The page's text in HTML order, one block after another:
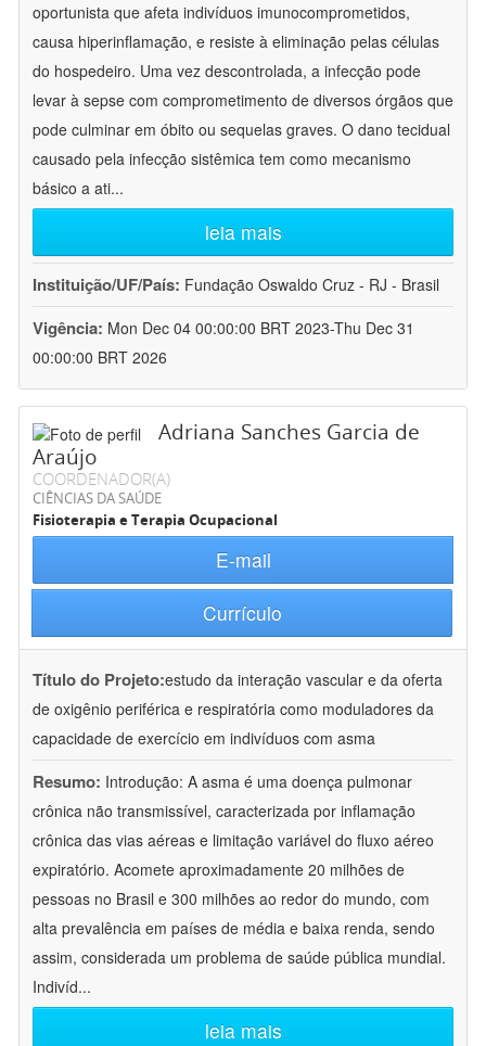
oportunista que afeta indivíduos imunocomprometidos,
causa hiperinflamação, e resiste à eliminação pelas células
do hospedeiro. Uma vez descontrolada, a infecção pode
levar à sepse com comprometimento de diversos órgãos que
pode culminar em óbito ou sequelas graves. O dano tecidual
causado pela infecção sistêmica tem como mecanismo
básico a ati...
leia mais
Instituição/UF/País: Fundação Oswaldo Cruz - RJ - Brasil
Vigência: Mon Dec 04 00:00:00 BRT 2023-Thu Dec 31
00:00:00 BRT 2026
Adriana Sanches Garcia de
Araújo
COORDENADOR(A)
CIÊNCIAS DA SAÚDE
Fisioterapia e Terapia Ocupacional
E-mail
Currículo
Título do Projeto:estudo da interação vascular e da oferta
de oxigênio periférica e respiratória como moduladores da
capacidade de exercício em indivíduos com asma
Resumo: Introdução: A asma é uma doença pulmonar
crônica não transmissível, caracterizada por inflamação
crônica das vias aéreas e limitação variável do fluxo aéreo
expiratório. Acomete aproximadamente 20 milhões de
pessoas no Brasil e 300 milhões ao redor do mundo, com
alta prevalência em países de média e baixa renda, sendo
assim, considerada um problema de saúde pública mundial.
Indivíd...
leia mais